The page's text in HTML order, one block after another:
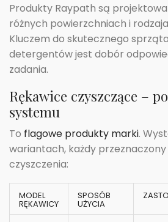
Produkty Raypath są
różnych powierzchniach i
Kluczem do skutecznego
detergentów jest dobór
zadania.
Rękawice czyszczące –
systemu
To flagowe produkty marki.
wariantach, każdy
czyszczenia:
MODEL
RĘKAWICY
SPOSÓB
UŻYCIA